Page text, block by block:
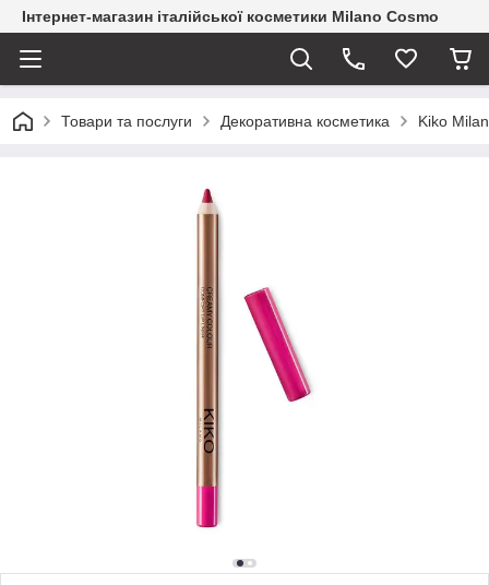
Інтернет-магазин італійської косметики Milano Cosmo
Товари та послуги Декоративна косметика Kiko